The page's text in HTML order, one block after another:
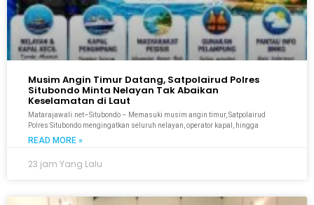
Musim Angin Timur Datang, Satpolairud Polres
Situbondo Minta Nelayan Tak Abaikan
Keselamatan di Laut
Matarajawali.net–Situbondo – Memasuki musim angin timur, Satpolairud
Polres Situbondo mengingatkan seluruh nelayan, operator kapal, hingga
READ MORE »
23 jam Yang Lalu